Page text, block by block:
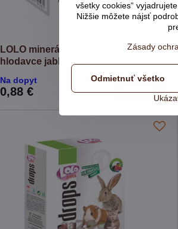
LOLO minerálny kameň pre
hlodavce jablko 40 g
Na dopyt
0,88 €
všetky cookies“
Nižšie môžete nájsť
Zásady
Odmietnuť všetko